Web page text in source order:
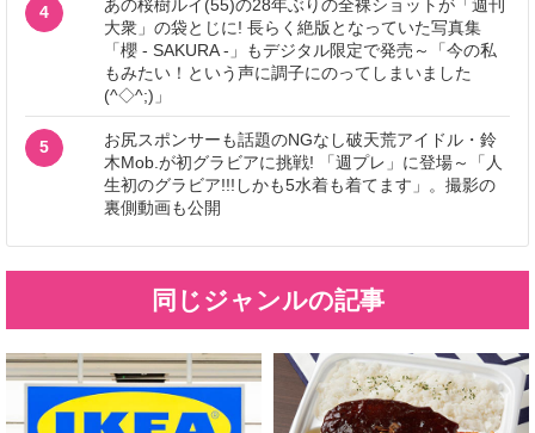
4
あの桜樹ルイ(55)の28年ぶりの全裸ショットが「週刊
大衆」の袋とじに! 長らく絶版となっていた写真集
「櫻 - SAKURA -」もデジタル限定で発売～「今の私
もみたい！という声に調子にのってしまいました
(^◇^;)」
5
お尻スポンサーも話題のNGなし破天荒アイドル・鈴
木Mob.が初グラビアに挑戦! 「週プレ」に登場～「人
生初のグラビア!!!しかも5水着も着てます」。撮影の
裏側動画も公開
同じジャンルの記事